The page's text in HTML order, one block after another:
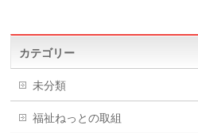
カテゴリー
未分類
福祉ねっとの取組